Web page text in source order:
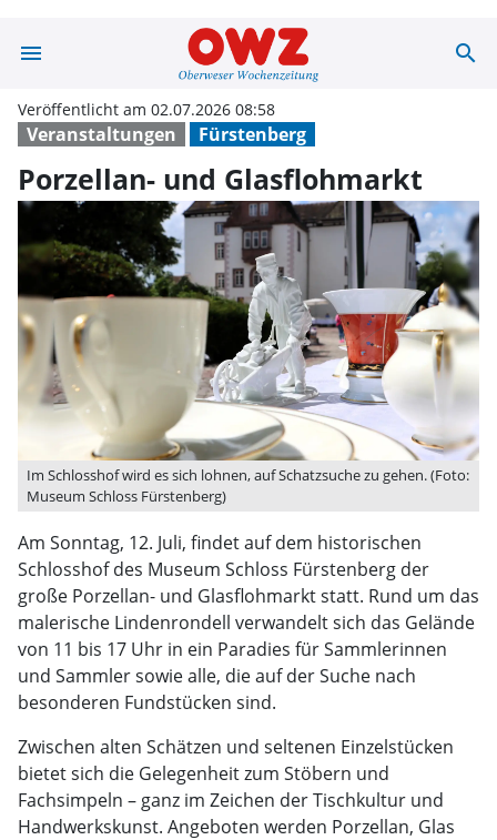
menu Porzellan- undsearch
Veranstaltungen Fürstenberg
Veröffentlicht am 02.07.2026 08:58
Porzellan- und Glasflohmarkt
Im Schlosshof wird es sich lohnen, auf Schatzsuche zu gehen. (Foto:
Museum Schloss Fürstenberg)
Am Sonntag, 12. Juli, findet auf dem historischen
Schlosshof des Museum Schloss Fürstenberg der
große Porzellan- und Glasflohmarkt statt. Rund um das
malerische Lindenrondell verwandelt sich das Gelände
von 11 bis 17 Uhr in ein Paradies für Sammlerinnen
und Sammler sowie alle, die auf der Suche nach
besonderen Fundstücken sind.
Zwischen alten Schätzen und seltenen Einzelstücken
bietet sich die Gelegenheit zum Stöbern und
Fachsimpeln – ganz im Zeichen der Tischkultur und
Handwerkskunst. Angeboten werden Porzellan, Glas